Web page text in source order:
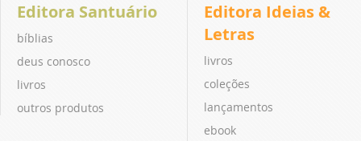
Editora Santuário
bíblias
deus conosco
livros
outros produtos
Editora Ideias &
Letras
livros
coleções
lançamentos
ebook